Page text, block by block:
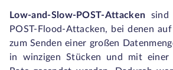
Low-and-Slow-POST-Attacken sind
POST-Flood-Attacken, bei denen
zum Senden einer großen
in winzigen Stücken und mit einer